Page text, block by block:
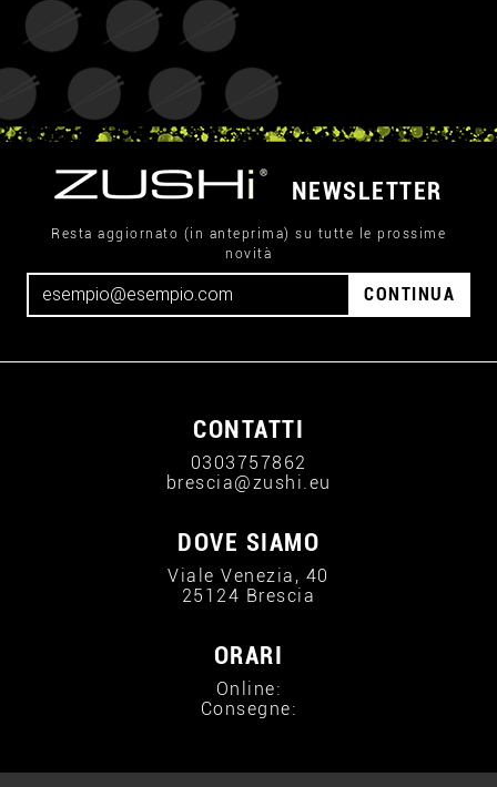
NEWSLETTER
Resta aggiornato (in anteprima) su tutte le prossime
novità
CONTINUA
CONTATTI
0303757862
brescia@zushi.eu
DOVE SIAMO
Viale Venezia, 40
25124 Brescia
ORARI
Online:
Consegne: